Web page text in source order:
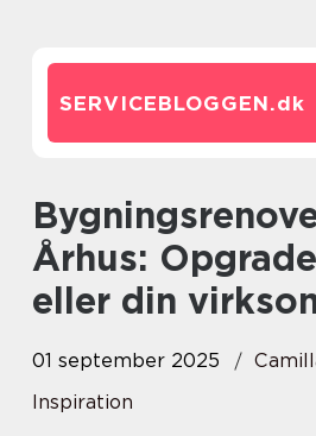
SERVICEBLOGGEN.dk
Bygningsrenovering i
Århus:
eller din
01 september 2025
Inspiration